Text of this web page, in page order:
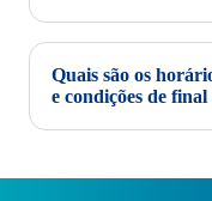
Quais são os
e condições de final